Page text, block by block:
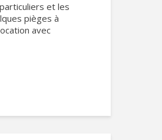
et les
pièges à
avec